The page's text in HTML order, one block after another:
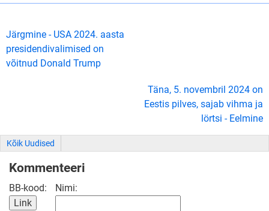
Järgmine - USA 2024. aasta
presidendivalimised on
võitnud Donald Trump
Täna, 5. novembril 2024 on
Eestis pilves, sajab vihma ja
lörtsi - Eelmine
Kõik Uudised
Kommenteeri
BB-kood: Nimi: